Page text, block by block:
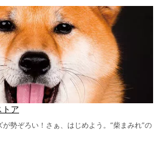
トア
勢ぞろい！さぁ、はじめよう。“柴まみれ”の